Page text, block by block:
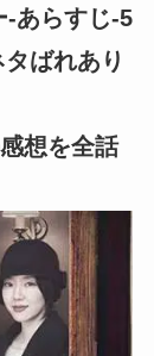
-あらすじ-5
ばれあり
想を全話